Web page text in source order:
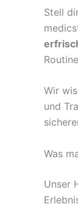
Stell
Wir
und
Was
Unser